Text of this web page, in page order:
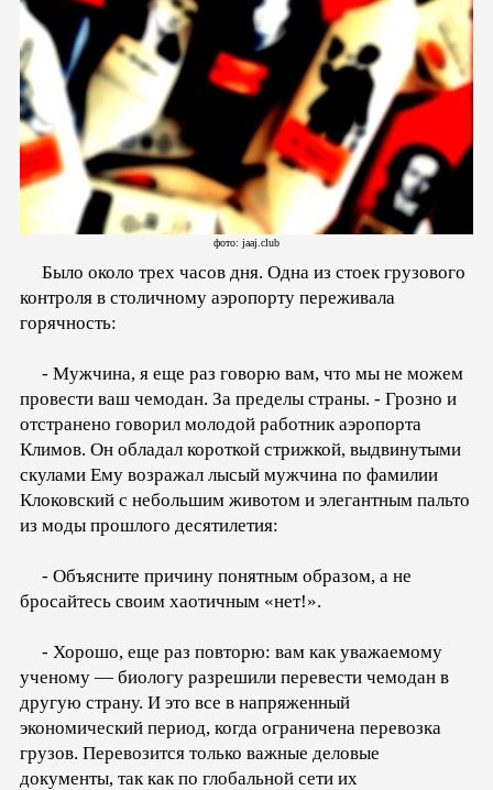
фото: jaaj.club
Было около трех часов дня. Одна из стоек грузового
контроля в столичному аэропорту переживала
горячность:
- Мужчина, я еще раз говорю вам, что мы не можем
провести ваш чемодан. За пределы страны. - Грозно и
отстранено говорил молодой работник аэропорта
Климов. Он обладал короткой стрижкой, выдвинутыми
скулами Ему возражал лысый мужчина по фамилии
Клоковский с небольшим животом и элегантным пальто
из моды прошлого десятилетия:
- Объясните причину понятным образом, а не
бросайтесь своим хаотичным «нет!».
- Хорошо, еще раз повторю: вам как уважаемому
ученому — биологу разрешили перевести чемодан в
другую страну. И это все в напряженный
экономический период, когда ограничена перевозка
грузов. Перевозится только важные деловые
документы, так как по глобальной сети их